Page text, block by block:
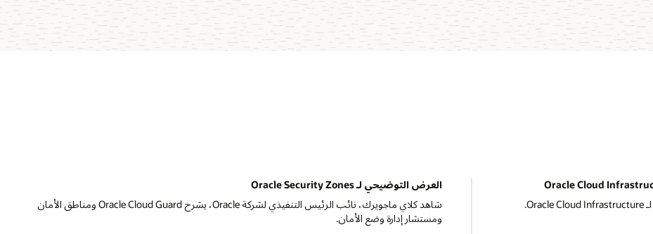
العرض التوضيحي لـ Oracle Security Zones‏
شاهد كلاي ماجويرك، نائب الرئيس التنفيذي لشركة Oracle، يشرح Oracle Cloud Guard ومناطق الأمان
ومستشار إدارة وضع الأمان.